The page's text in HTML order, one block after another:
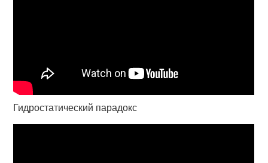
Гидростатический парадокс